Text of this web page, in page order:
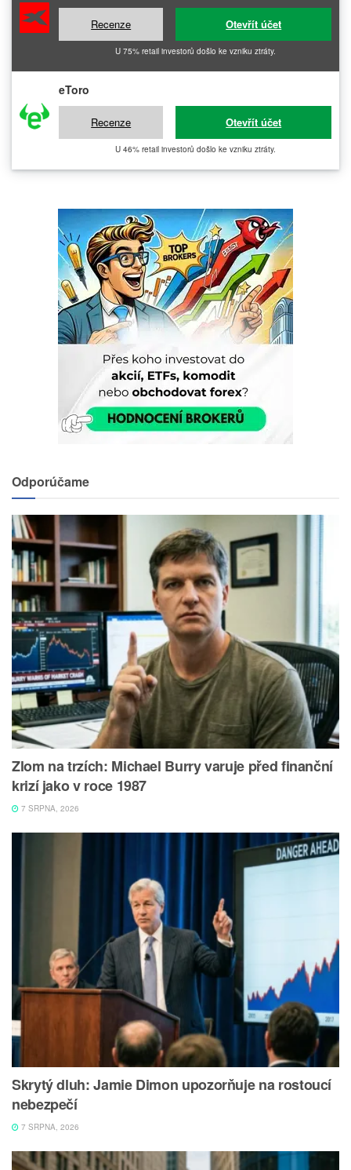
Recenze Otevřít účet
U 75% retail investorů došlo ke vzniku ztráty.
eToro
Recenze Otevřít účet
U 46% retail investorů došlo ke vzniku ztráty.
Odporúčame
Zlom na trzích: Michael Burry varuje před finanční
krizí jako v roce 1987
7 SRPNA, 2026
Skrytý dluh: Jamie Dimon upozorňuje na rostoucí
nebezpečí
7 SRPNA, 2026